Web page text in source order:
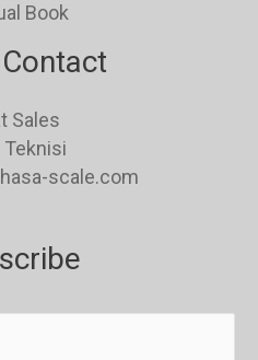
Book
Sales
Teknisi
scale.com